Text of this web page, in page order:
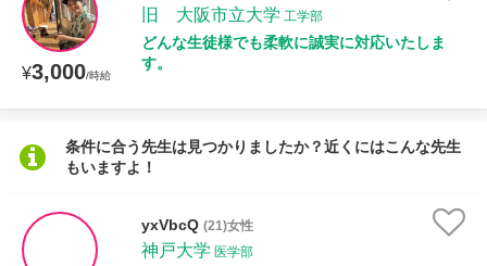
¥3,000/時給
旧 大阪市立大学 工学部
どんな生徒様でも柔軟に誠実に対応いたしま
す。
条件に合う先生は見つかりましたか？近くにはこんな先生
もいますよ！
yxVbcQ (21)女性
神戸大学 医学部
授業可能日
月曜日